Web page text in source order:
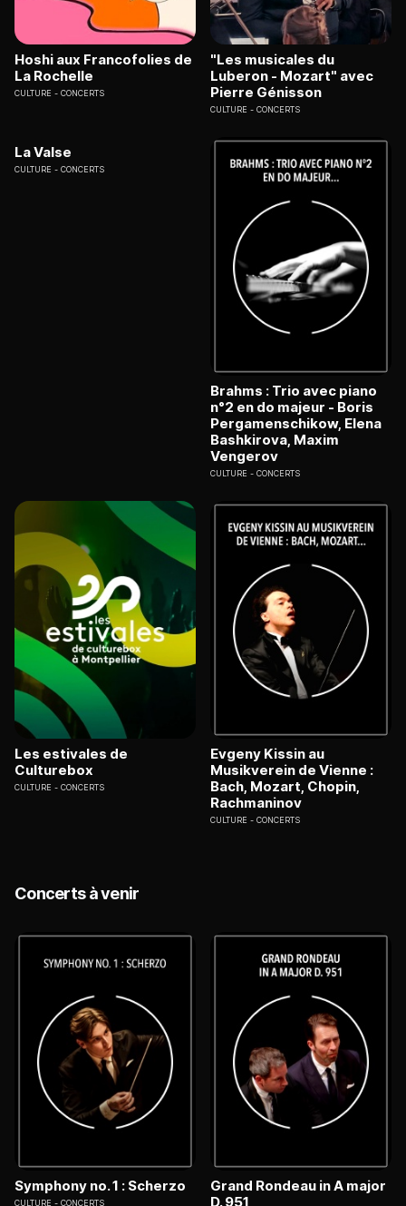
Hoshi aux Francofolies de
La Rochelle
CULTURE CONCERTS
"Les musicales du
Luberon - Mozart" avec
Pierre Génisson
CULTURE CONCERTS
La Valse
CULTURE CONCERTS
Brahms : Trio avec piano
n°2 en do majeur - Boris
Pergamenschikow, Elena
Bashkirova, Maxim
Vengerov
CULTURE CONCERTS
Les estivales de
Culturebox
CULTURE CONCERTS
Evgeny Kissin au
Musikverein de Vienne :
Bach, Mozart, Chopin,
Rachmaninov
CULTURE CONCERTS
Concerts à venir
Symphony no. 1 : Scherzo
CULTURE CONCERTS
Grand Rondeau in A major
D. 951